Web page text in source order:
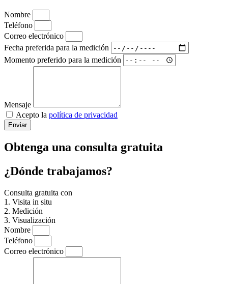
Nombre
Teléfono
Correo electrónico
Fecha preferida para la medición
Momento preferido para la medición
Mensaje
Acepto la política de privacidad
Enviar
Obtenga una consulta gratuita
¿Dónde trabajamos?
Consulta gratuita con
1. Visita in situ
2. Medición
3. Visualización
Nombre
Teléfono
Correo electrónico